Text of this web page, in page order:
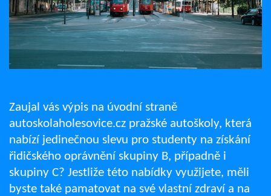
Zaujal vás výpis na úvodní straně
autoskolaholesovice.cz pražské autoškoly, která
nabízí jedinečnou slevu pro studenty na získání
řidičského oprávnění skupiny B, případně i
skupiny C? Jestliže této nabídky využijete, měli
byste také pamatovat na své vlastní zdraví a na